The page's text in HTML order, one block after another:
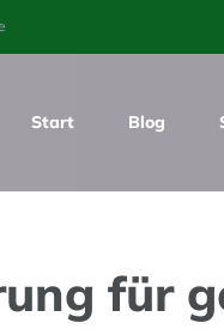
Start Blog
für